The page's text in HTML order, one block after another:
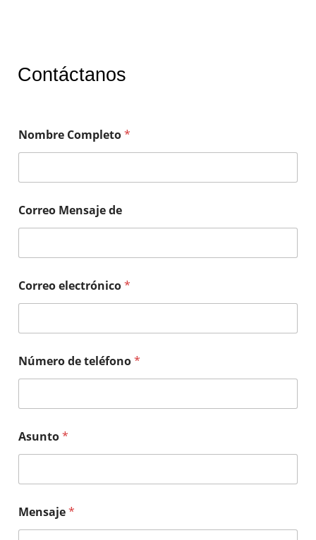
Contáctanos
Nombre Completo*
Correo Mensaje de
Correo electrónico*
Número de teléfono*
Asunto*
Mensaje*